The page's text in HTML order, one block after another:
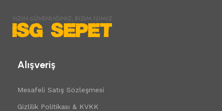
Alışveriş
Mesafeli Satış Sözleşmesi
Gizlilik Politikası & KVKK